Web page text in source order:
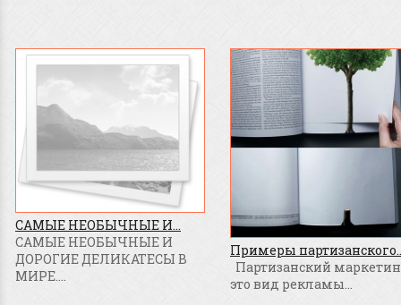
САМЫЕ НЕОБЫЧНЫЕ И...
САМЫЕ НЕОБЫЧНЫЕ И
ДОРОГИЕ ДЕЛИКАТЕСЫ В
МИРЕ....
Примеры
Партизанский
это вид рекламы...